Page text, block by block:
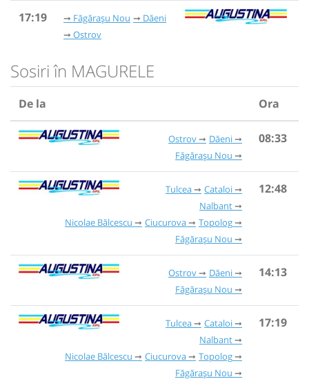
17:19 Făgărașu Nou
Dăeni
Ostrov
Sosiri în MAGURELE
De la Ora
Ostrov
Dăeni
Făgărașu Nou
08:33
Tulcea
Cataloi
Nalbant
Nicolae Bălcescu
Ciucurova
Topolog
Făgărașu Nou
12:48
Ostrov
Dăeni
Făgărașu Nou
14:13
Tulcea
Cataloi
Nalbant
Nicolae Bălcescu
Ciucurova
Topolog
Făgărașu Nou
17:19